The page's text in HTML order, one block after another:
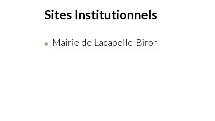
Sites Institutionnels
Mairie de Lacapelle-Biron